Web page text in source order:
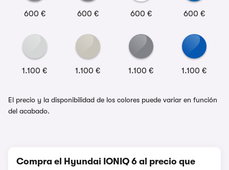
600 € 600 € 600 € 600 €
1.100 € 1.100 € 1.100 € 1.100 €
El precio y la disponibilidad de los colores puede variar en función
del acabado.
Compra el Hyundai IONIQ 6 al precio que